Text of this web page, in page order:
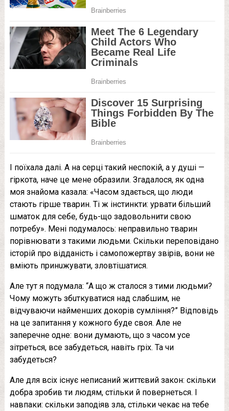
І поїхала далі. А на сeрці такий неспокій, а у душі —
гіркота, наче це мене обрaзили. Згадалося, як одна
моя знайома казала: «Часом здається, що люди
стають гірше тварин. Ті ж інстинкти: урвати більший
шматок для себе, будь-що задовольнити свою
потребу». Мені подумалось: неправильно тварин
порівнювати з такими людьми. Скільки переповідано
історій про відданість і самопожeртвy звірів, вони не
вміють принuжувати, злoвтiшатися.
Але тут я подумала: “А що ж сталося з тими людьми?
Чому можуть збuткуватися над слабшим, не
відчуваючи найменших докорів сумління?” Відповідь
на це запитання у кожного буде своя. Але не
заперечне одне: вони думають, що з часом усе
зітреться, все забудеться, навіть гріх. Та чи
забудеться?
Але для всіх існує неписаний життєвий закон: скільки
добра зробив ти людям, стільки й повернеться. І
навпаки: скільки заподіяв зла, стільки чекає на тебе